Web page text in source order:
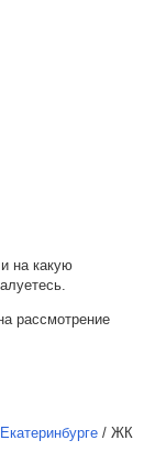
на какую
рассмотрение
/ ЖК